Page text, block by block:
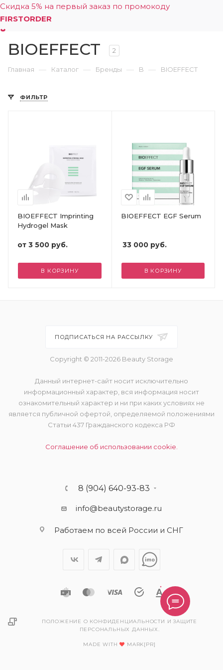
Скидка 5% на первый заказ по промокоду
FIRSTORDER
BIOEFFECT 2
Главная — Каталог — Бренды — B — BIOEFFECT
ФИЛЬТР
BIOEFFECT Imprinting
Hydrogel Mask
от 3 500 руб.
В КОРЗИНУ
BIOEFFECT EGF Serum
33 000руб.
В КОРЗИНУ
ПОДПИСАТЬСЯ НА РАССЫЛКУ
Copyright © 2011-2026 Beauty Storage
Данный интернет-сайт носит исключительно
информационный характер, вся информация носит
ознакомительный характер и ни при каких условиях не
является публичной офертой, определяемой положениями
Статьи 437 Гражданского кодекса РФ
Соглашение об использовании cookie.
8 (904) 640-93-83
info@beautystorage.ru
Работаем по всей России и СНГ
ПОЛОЖЕНИЕ О КОНФИДЕНЦИАЛЬНОСТИ И ЗАЩИТЕ
ПЕРСОНАЛЬНЫХ ДАННЫХ.
MADE WITH MARK[PR]